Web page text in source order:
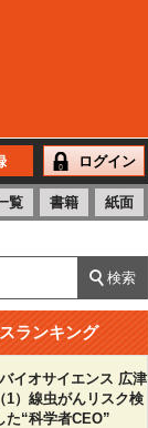
ログイン
覧 書籍 紙面
ランキング
イオサイエンス 広津
1）線虫がんリスク検
た“科学者CEO”